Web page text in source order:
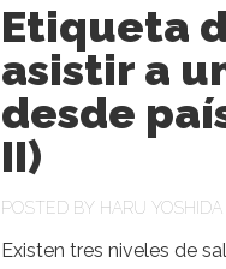
Etiqueta
asistir a
desde
II)
POSTED BY HARU YOSHIDA
Existen tres niveles de